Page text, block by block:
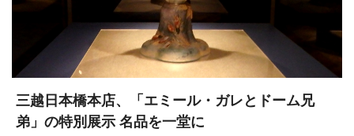
三越日本橋本店、「エミール・ガレとドーム兄
弟」の特別展示 名品を一堂に